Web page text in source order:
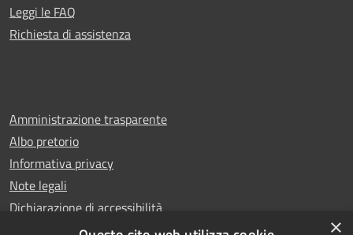
Leggi le FAQ
Richiesta di assistenza
Amministrazione trasparente
Albo pretorio
Informativa privacy
Note legali
Dichiarazione di accessibilità
Whistleblowing
×